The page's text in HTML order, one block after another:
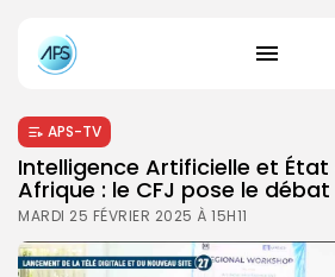
APS-TV
Intelligence Artificielle et
Afrique : le CFJ pose le débat
MARDI 25 FÉVRIER 2025 À 15H11